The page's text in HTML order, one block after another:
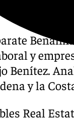
y
Benítez.
y la
Real